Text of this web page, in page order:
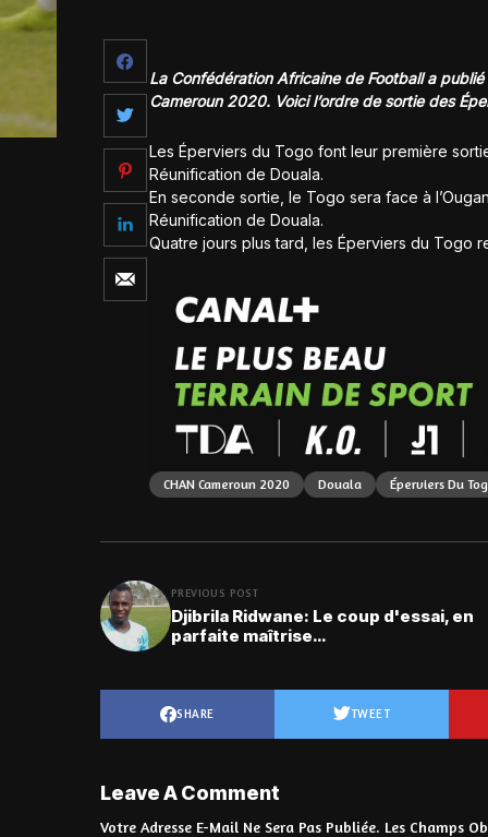
La Confédération Africaine de Football a
Cameroun 2020. Voici l’ordre de sortie des
Les Éperviers du Togo font leur première
Réunification de Douala.
En seconde sortie, le Togo sera face à
Réunification de Douala.
Quatre jours plus tard, les Éperviers du Togo
CHAN Cameroun 2020 Douala Éperviers Du
PREVIOUS POST
Djibrila Ridwane: Le coup d'essai, en
parfaite maîtrise…
SHARE TWEET
Leave A Comment
Votre Adresse E-Mail Ne Sera Pas Publiée. Les Champs